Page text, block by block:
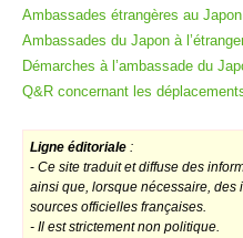
Ambassades étrangères au Japon
Ambassades du Japon à
Démarches à l’ambassade du
Q&R concernant les
Ligne éditoriale :
- Ce site traduit et diffuse des
ainsi que, lorsque nécessaire, des
sources officielles françaises.
- Il est strictement non politique.